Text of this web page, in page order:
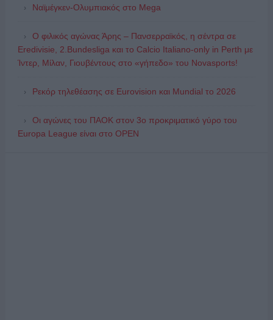
Ναϊμέγκεν-Ολυμπιακός στο Mega
Ο φιλικός αγώνας Άρης – Πανσερραϊκός, η σέντρα σε
Eredivisie, 2.Bundesliga και το Calcio Italiano-only in Perth με
Ίντερ, Μίλαν, Γιουβέντους στο «γήπεδο» του Novasports!
Ρεκόρ τηλεθέασης σε Eurovision και Mundial το 2026
Οι αγώνες του ΠΑΟΚ στον 3ο προκριματικό γύρο του
Europa League είναι στο OPEN